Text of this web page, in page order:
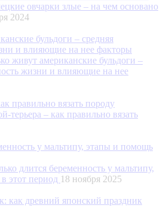
овчарки злые – на чем основано
2024
живут американские бульдоги –
жизни и влияющие на нее
терьера – как правильно вязать
длится беременность у мальтипу,
этот период 18 ноября 2025